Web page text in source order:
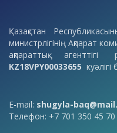
Қазақстан
министрлігінің Ақпарат
ақпараттық
KZ18VPY00033655 куәлігі
E-mail: shugyla-
Телефон: +7 701 350 45 70